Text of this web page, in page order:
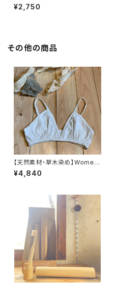
ada
¥2,750
その他の商品
【天然素材・草木染め】Womem
ブラ バンブー
¥4,840